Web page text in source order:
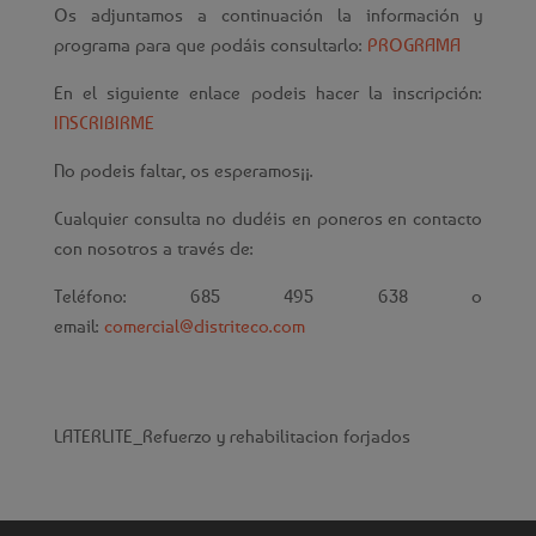
Os adjuntamos a continuación la información y
programa para que podáis consultarlo: PROGRAMA
En el siguiente enlace podeis hacer la inscripción:
INSCRIBIRME
No podeis faltar, os esperamos¡¡.
Cualquier consulta no dudéis en poneros en contacto
con nosotros a través de:
Teléfono: 685 495 638 o
email: comercial@distriteco.com
LATERLITE_ Refuerzo y rehabilitacion forjados